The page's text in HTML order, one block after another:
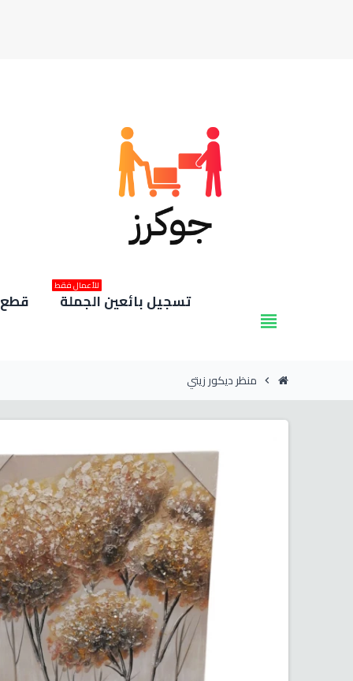
view_headline
تسجيل بائعين الجملة
للأعمال فقط
قطع
chevron_right منظر ديكور زيتي